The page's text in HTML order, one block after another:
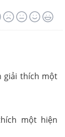
giải thích một
một hiện